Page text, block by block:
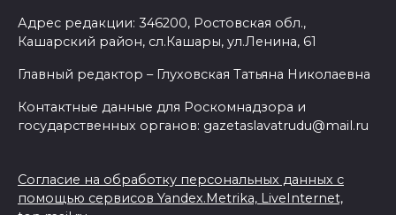
Адрес редакции: 346200, Ростовская обл.,
Кашарский район, сл.Кашары, ул.Ленина, 61
Главный редактор – Глуховская Татьяна Николаевна
Контактные данные для Роскомнадзора и
государственных органов: gazetaslavatrudu@mail.ru
Согласие на обработку персональных данных с
помощью сервисов Yandex.Metrika, LiveInternet,